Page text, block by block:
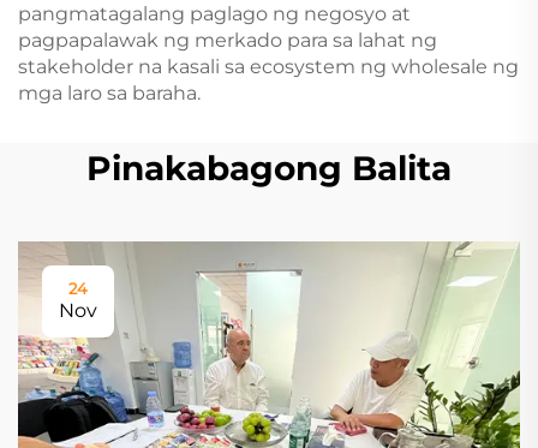
pangmatagalang paglago ng negosyo at
pagpapalawak ng merkado para sa lahat ng
stakeholder na kasali sa ecosystem ng wholesale ng
mga laro sa baraha.
Pinakabagong Balita
24
Nov